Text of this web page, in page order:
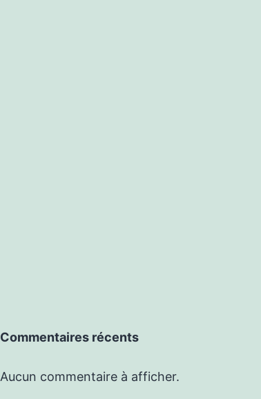
Commentaires récents
Aucun commentaire à afficher.